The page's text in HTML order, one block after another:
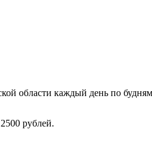
области каждый день по
рублей.